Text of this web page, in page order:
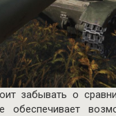
забывать о
обеспечивает